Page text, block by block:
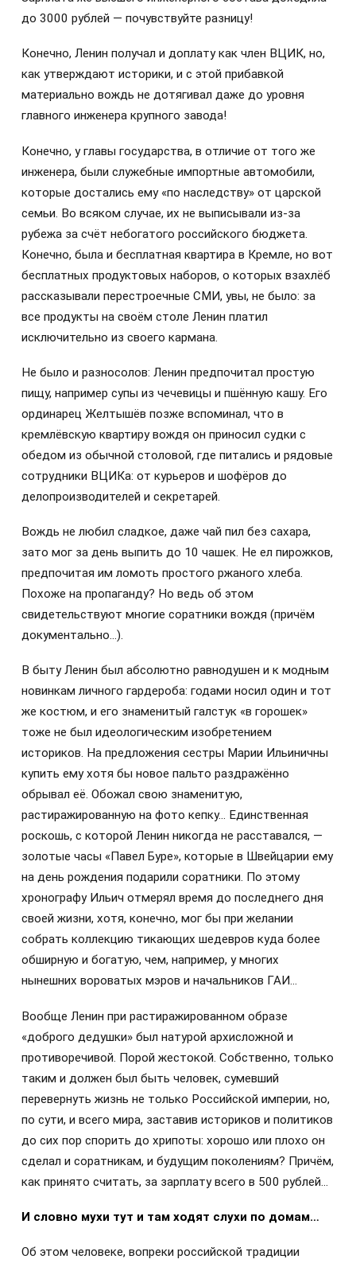
до 3000 рублей — почувствуйте разницу!
Конечно, Ленин получал и доплату как член ВЦИК, но,
как утверждают историки, и с этой прибавкой
материально вождь не дотягивал даже до уровня
главного инженера крупного завода!
Конечно, у главы государства, в отличие от того же
инженера, были служебные импортные автомобили,
которые достались ему «по наследству» от царской
семьи. Во всяком случае, их не выписывали из-за
рубежа за счёт небогатого российского бюджета.
Конечно, была и бесплатная квартира в Кремле, но вот
бесплатных продуктовых наборов, о которых взахлёб
рассказывали перестроечные СМИ, увы, не было: за
все продукты на своём столе Ленин платил
исключительно из своего кармана.
Не было и разносолов: Ленин предпочитал простую
пищу, например супы из чечевицы и пшённую кашу. Его
ординарец Желтышёв позже вспоминал, что в
кремлёвскую квартиру вождя он приносил судки с
обедом из обычной столовой, где питались и рядовые
сотрудники ВЦИКа: от курьеров и шофёров до
делопроизводителей и секретарей.
Вождь не любил сладкое, даже чай пил без сахара,
зато мог за день выпить до 10 чашек. Не ел пирожков,
предпочитая им ломоть простого ржаного хлеба.
Похоже на пропаганду? Но ведь об этом
свидетельствуют многие соратники вождя (причём
документально…).
В быту Ленин был абсолютно равнодушен и к модным
новинкам личного гардероба: годами носил один и тот
же костюм, и его знаменитый галстук «в горошек»
тоже не был идеологическим изобретением
историков. На предложения сестры Марии Ильиничны
купить ему хотя бы новое пальто раздражённо
обрывал её. Обожал свою знаменитую,
растиражированную на фото кепку… Единственная
роскошь, с которой Ленин никогда не расставался, —
золотые часы «Павел Буре», которые в Швейцарии ему
на день рождения подарили соратники. По этому
хронографу Ильич отмерял время до последнего дня
своей жизни, хотя, конечно, мог бы при желании
собрать коллекцию тикающих шедевров куда более
обширную и богатую, чем, например, у многих
нынешних вороватых мэров и начальников ГАИ…
Вообще Ленин при растиражированном образе
«доброго дедушки» был натурой архисложной и
противоречивой. Порой жестокой. Собственно, только
таким и должен был быть человек, сумевший
перевернуть жизнь не только Российской империи, но,
по сути, и всего мира, заставив историков и политиков
до сих пор спорить до хрипоты: хорошо или плохо он
сделал и соратникам, и будущим поколениям? Причём,
как принято считать, за зарплату всего в 500 рублей…
И словно мухи тут и там ходят слухи по домам…
Об этом человеке, вопреки российской традиции